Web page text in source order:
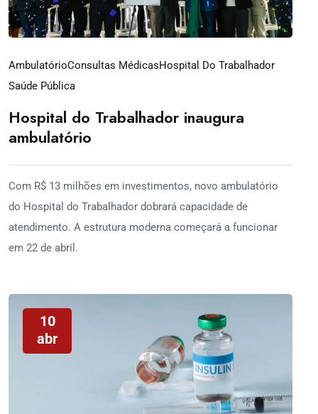
AmbulatórioConsultas MédicasHospital Do Trabalhador
Saúde Pública
Hospital do Trabalhador inaugura
ambulatório
Com R$ 13 milhões em investimentos, novo ambulatório
do Hospital do Trabalhador dobrará capacidade de
atendimento. A estrutura moderna começará a funcionar
em 22 de abril.
10
abr